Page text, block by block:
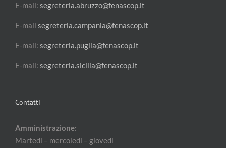
E-mail: segreteria.abruzzo@fenascop.it
E-mail segreteria.campania@fenascop.it
E-mail: segreteria.puglia@fenascop.it
E-mail: segreteria.sicilia@fenascop.it
Contatti
Amministrazione:
Martedì – mercoledì – giovedì